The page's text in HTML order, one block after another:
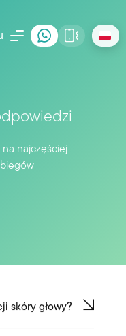
najczęściej
skóry głowy?